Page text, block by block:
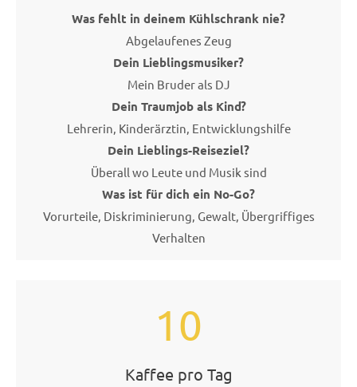
Was fehlt in deinem Kühlschrank nie?
Abgelaufenes Zeug
Dein Lieblingsmusiker?
Mein Bruder als DJ
Dein Traumjob als Kind?
Lehrerin, Kinderärztin, Entwicklungshilfe
Dein Lieblings-Reiseziel?
Überall wo Leute und Musik sind
Was ist für dich ein No-Go?
Vorurteile, Diskriminierung, Gewalt, Übergriffiges
Verhalten
10
Kaffee pro Tag